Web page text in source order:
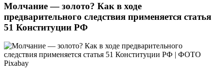
Молчание — золото? Как в ходе
предварительного следствия применяется статья
51 Конституции РФ